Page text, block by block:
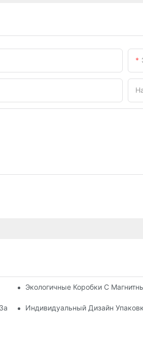
Упаковки Премиум-Класса
Экологичные Коробки С
КожейИндивидуальный Дизайн